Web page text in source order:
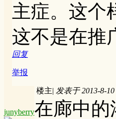
主症。这个
这不是在推
回复
举报
junyberry
楼主| 发表于 2013-8-
在廊中的